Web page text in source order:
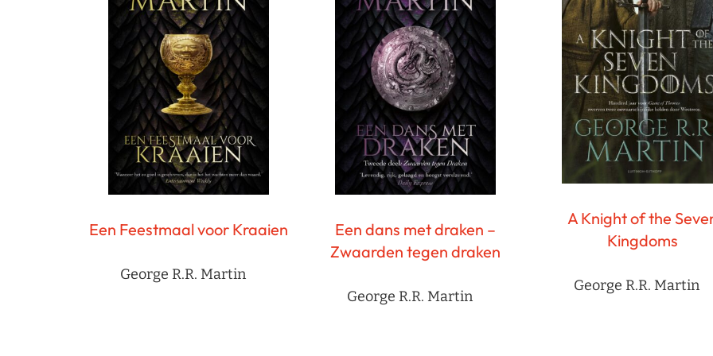
Een Feestmaal voor Kraaien
George R.R. Martin
Een dans met draken –
Zwaarden tegen draken
George R.R. Martin
A Knight of the
Kingdoms
George R.R. Martin